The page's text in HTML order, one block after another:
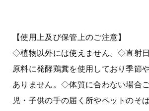
【使用上及び保管上のご注意】
◇植物以外には使えません。◇直射
原料に発酵鶏糞を使用しており季節
ありません。◇体質に合わない場合
児・子供の手の届く所やペットのそ